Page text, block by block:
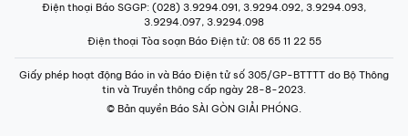
Điện thoại Báo SGGP: (028) 3.9294.091, 3.9294.092, 3.9294.093,
3.9294.097, 3.9294.098
Điện thoại Tòa soạn Báo Điện tử: 08 65 11 22 55
Giấy phép hoạt động Báo in và Báo Điện tử số 305/GP-BTTTT do Bộ Thông
tin và Truyền thông cấp ngày 28-8-2023.
© Bản quyền Báo SÀI GÒN GIẢI PHÓNG.